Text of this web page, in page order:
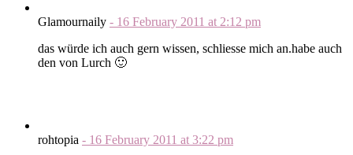
Glamournaily - 16 February 2011 at 2:12 pm
das würde ich auch gern wissen, schliesse mich an.habe auch
den von Lurch 🙂
rohtopia - 16 February 2011 at 3:22 pm